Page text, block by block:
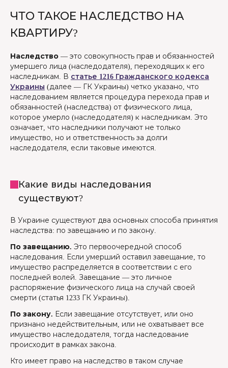
ЧТО ТАКОЕ НАСЛЕДСТВО НА
КВАРТИРУ?
Наследство — это совокупность прав и обязанностей
умершего лица (наследодателя), переходящих к его
наследникам. В статье 1216 Гражданского кодекса
Украины (далее — ГК Украины) четко указано, что
наследованием является процедура перехода прав и
обязанностей (наследства) от физического лица,
которое умерло (наследодателя) к наследникам. Это
означает, что наследники получают не только
имущество, но и ответственность за долги
наследодателя, если таковые имеются.
Какие виды наследования
существуют?
В Украине существуют два основных способа принятия
наследства: по завещанию и по закону.
По завещанию. Это первоочередной способ
наследования. Если умерший оставил завещание, то
имущество распределяется в соответствии с его
последней волей. Завещание — это личное
распоряжение физического лица на случай своей
смерти (статья 1233 ГК Украины).
По закону. Если завещание отсутствует, или оно
признано недействительным, или не охватывает все
имущество наследодателя, тогда наследование
происходит в рамках закона.
Кто имеет право на наследство в таком случае